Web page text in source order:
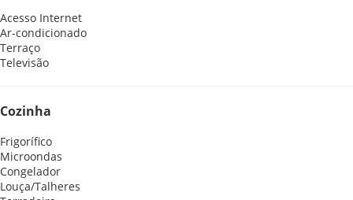
Acesso Internet
Ar-condicionado
Terraço
Televisão
Cozinha
Frigorífico
Microondas
Congelador
Louça/Talheres